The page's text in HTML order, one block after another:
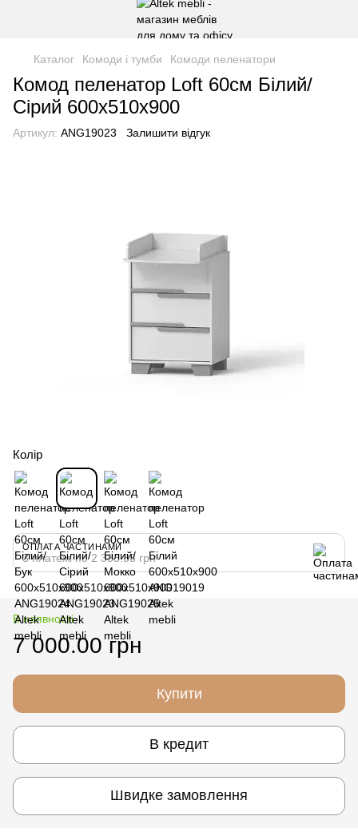
Каталог Комоди і тумби Комоди пеленатори
Комод пеленатор Loft 60см Білий/
Сірий 600х510х900
Артикул: ANG19023 Залишити відгук
Колір
ОПЛАТА ЧАСТИНАМИ
3 платежі по 2 333.33 грн
В наявності
7 000.00 грн
Купити
В кредит
Швидке замовлення